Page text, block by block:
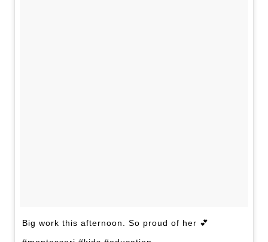
Big work this afternoon. So proud of her 💕